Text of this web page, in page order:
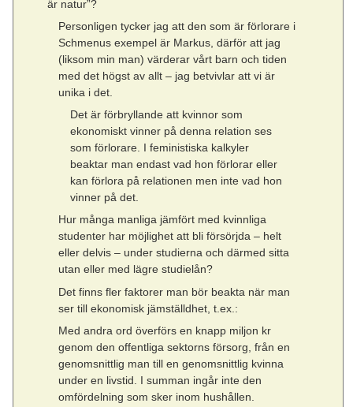
är natur”?
Personligen tycker jag att den som är förlorare i
Schmenus exempel är Markus, därför att jag
(liksom min man) värderar vårt barn och tiden
med det högst av allt – jag betvivlar att vi är
unika i det.
Det är förbryllande att kvinnor som
ekonomiskt vinner på denna relation ses
som förlorare. I feministiska kalkyler
beaktar man endast vad hon förlorar eller
kan förlora på relationen men inte vad hon
vinner på det.
Hur många manliga jämfört med kvinnliga
studenter har möjlighet att bli försörjda – helt
eller delvis – under studierna och därmed sitta
utan eller med lägre studielån?
Det finns fler faktorer man bör beakta när man
ser till ekonomisk jämställdhet, t.ex.:
Med andra ord överförs en knapp miljon kr
genom den offentliga sektorns försorg, från en
genomsnittlig man till en genomsnittlig kvinna
under en livstid. I summan ingår inte den
omfördelning som sker inom hushållen.